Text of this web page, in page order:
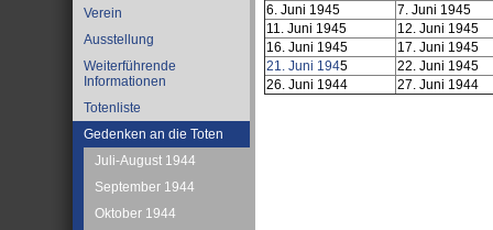
Verein
Ausstellung
Weiterführende
Informationen
Totenliste
Gedenken an die Toten
Juli-August 1944
September 1944
Oktober 1944
6. Juni 1945
7. Juni 1945
11. Juni 1945
12. Juni 1945
16. Juni 1945
17. Juni 1945
21. Juni 1945
22. Juni 1945
26. Juni 1944
27. Juni 1944